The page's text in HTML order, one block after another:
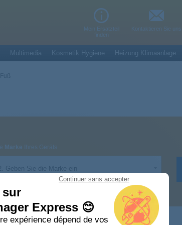
Continuer sans accepter
sur
Express 😊
expérience dépend de vos
Mein Ersatzteil
finden
Kontaktieren Sie uns
Multimedia Kosmetik Hygiene Heizung Klimaanlage
Marke Ihres Geräts
Geben Sie die Marke ein